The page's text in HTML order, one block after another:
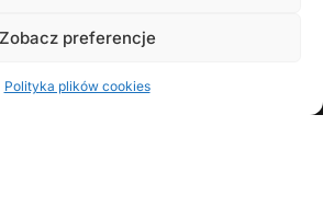
Zobacz preferencje
Polityka plików cookies